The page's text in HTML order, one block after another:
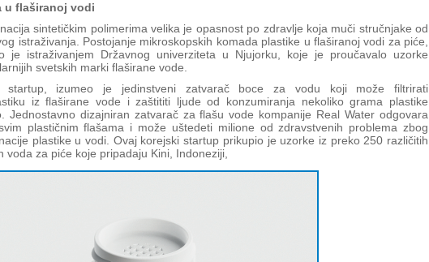
u flaširanoj vodi
sintetičkim polimerima velika je opasnost po zdravlje koja muči stručnjake od
istraživanja. Postojanje mikroskopskih komada plastike u flaširanoj vodi za piće,
je istraživanjem Državnog univerziteta u Njujorku, koje je proučavalo uzorke
svetskih marki flaširane vode.
startup, izumeo je jedinstveni zatvarač boce za vodu koji može filtrirati
iz flaširane vode i zaštititi ljude od konzumiranja nekoliko grama plastike
Jednostavno dizajniran zatvarač za flašu vode kompanije Real Water odgovara
plastičnim flašama i može uštedeti milione od zdravstvenih problema zbog
plastike u vodi. Ovaj korejski startup prikupio je uzorke iz preko 250 različitih
voda za piće koje pripadaju Kini, Indoneziji,